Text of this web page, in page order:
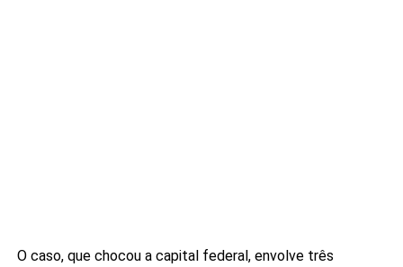
O caso, que chocou a capital federal, envolve três